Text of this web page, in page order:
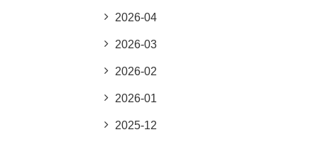
2026-04
2026-03
2026-02
2026-01
2025-12